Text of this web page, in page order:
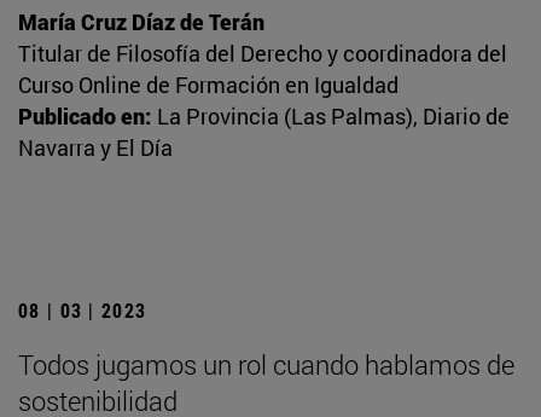
María Cruz Díaz de Terán
Titular de Filosofía del Derecho y coordinadora del
Curso Online de Formación en Igualdad
Publicado en: La Provincia (Las Palmas), Diario de
Navarra y El Día
08 | 03 | 2023
Todos jugamos un rol cuando hablamos de
sostenibilidad